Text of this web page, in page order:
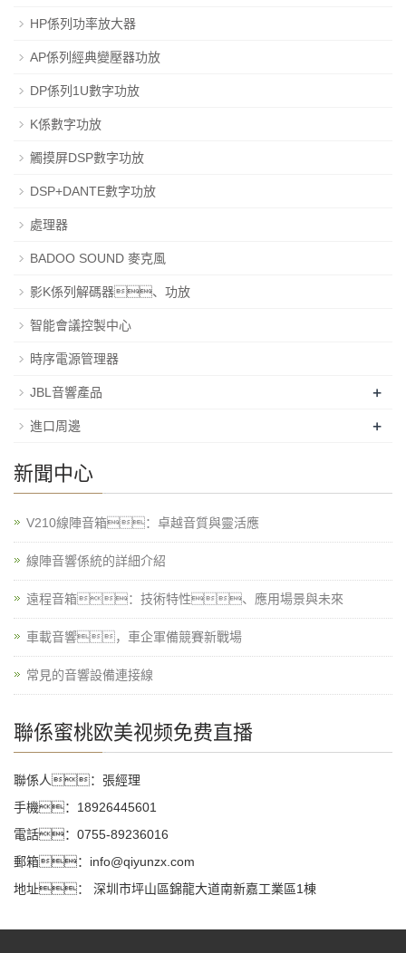
HP係列功率放大器
AP係列經典變壓器功放
DP係列1U數字功放
K係數字功放
觸摸屏DSP數字功放
DSP+DANTE數字功放
處理器
BADOO SOUND 麥克風
影K係列解碼器、功放
智能會議控製中心
時序電源管理器
JBL音響產品 +
進口周邊 +
新聞中心
V210線陣音箱：卓越音質與靈活應
線陣音響係統的詳細介紹
遠程音箱：技術特性、應用場景與未來
車載音響，車企軍備競賽新戰場
常見的音響設備連接線
聯係蜜桃欧美视频免费直播
聯係人：張經理
手機：18926445601
電話：0755-89236016
郵箱：info@qiyunzx.com
地址： 深圳市坪山區錦龍大道南新嘉工業區1棟